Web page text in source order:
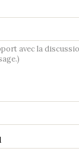
avec la